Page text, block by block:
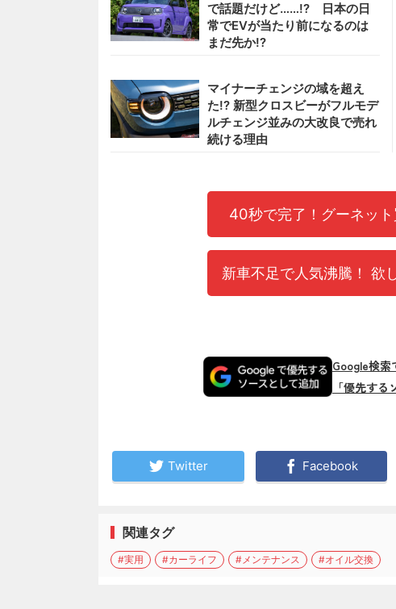
で話題だけど……!? 日本の日
常でEVが当たり前になるのは
まだ先か!?
マイナーチェンジの域を超え
た!? 新型クロスビーがフルモデ
ルチェンジ並みの大改良で売れ
続ける理由
40秒で完了！グーネッ
新車不足で人気沸騰！ 欲
Google検索
「優先する
Twitter Facebook
関連タグ
#実用 #カーライフ #メンテナンス #オイル交換